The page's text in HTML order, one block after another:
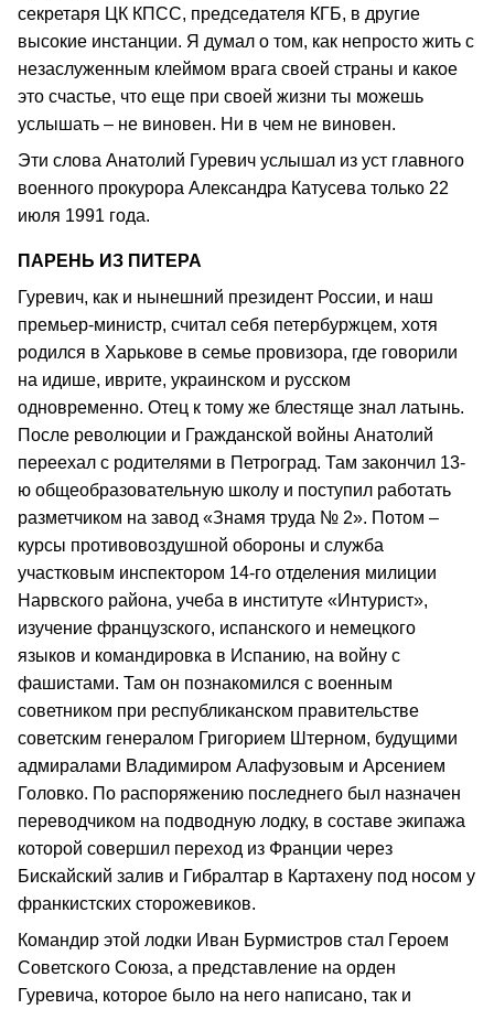
секретаря ЦК КПСС, председателя КГБ, в другие
высокие инстанции. Я думал о том, как непросто жить с
незаслуженным клеймом врага своей страны и какое
это счастье, что еще при своей жизни ты можешь
услышать – не виновен. Ни в чем не виновен.
Эти слова Анатолий Гуревич услышал из уст главного
военного прокурора Александра Катусева только 22
июля 1991 года.
ПАРЕНЬ ИЗ ПИТЕРА
Гуревич, как и нынешний президент России, и наш
премьер-министр, считал себя петербуржцем, хотя
родился в Харькове в семье провизора, где говорили
на идише, иврите, украинском и русском
одновременно. Отец к тому же блестяще знал латынь.
После революции и Гражданской войны Анатолий
переехал с родителями в Петроград. Там закончил 13-
ю общеобразовательную школу и поступил работать
разметчиком на завод «Знамя труда № 2». Потом –
курсы противовоздушной обороны и служба
участковым инспектором 14-го отделения милиции
Нарвского района, учеба в институте «Интурист»,
изучение французского, испанского и немецкого
языков и командировка в Испанию, на войну с
фашистами. Там он познакомился с военным
советником при республиканском правительстве
советским генералом Григорием Штерном, будущими
адмиралами Владимиром Алафузовым и Арсением
Головко. По распоряжению последнего был назначен
переводчиком на подводную лодку, в составе экипажа
которой совершил переход из Франции через
Бискайский залив и Гибралтар в Картахену под носом у
франкистских сторожевиков.
Командир этой лодки Иван Бурмистров стал Героем
Советского Союза, а представление на орден
Гуревича, которое было на него написано, так и